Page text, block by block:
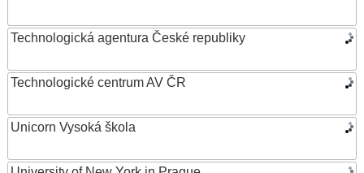
Technologická agentura České republiky
Technologické centrum AV ČR
Unicorn Vysoká škola